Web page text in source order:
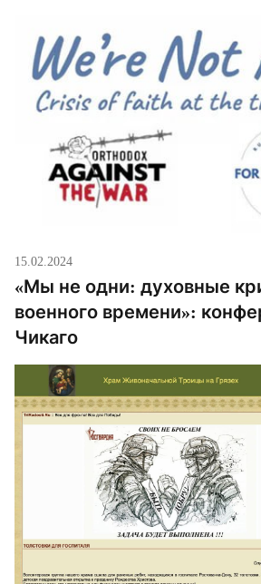
15.02.2024
«Мы не одни: духовные
военного времени»:
Чикаго